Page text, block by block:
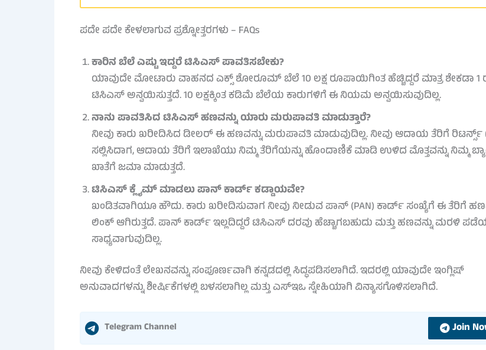
ಪದೇ ಪದೇ ಕೇಳಲಾಗುವ ಪ್ರಶ್ನೋತ್ತರಗಳು – FAQs
ಕಾರಿನ ಬೆಲೆ ಎಷ್ಟು ಇದ್ದರೆ ಟಿಸಿಎಸ್ ಪಾವತಿಸಬೇಕು?
ಯಾವುದೇ ಮೋಟಾರು ವಾಹನದ ಎಕ್ಸ್ ಶೋರೂಮ್ ಬೆಲೆ 10 ಲಕ್ಷ ರೂಪಾಯಿಗಿಂತ ಹೆಚ್ಚಿದ್ದರೆ ಮಾತ್ರ ಶೇಕಡಾ 1
ಟಿಸಿಎಸ್ ಅನ್ವಯಿಸುತ್ತದೆ. 10 ಲಕ್ಷಕ್ಕಿಂತ ಕಡಿಮೆ ಬೆಲೆಯ ಕಾರುಗಳಿಗೆ ಈ ನಿಯಮ ಅನ್ವಯಿಸುವುದಿಲ್ಲ.
ನಾನು ಪಾವತಿಸಿದ ಟಿಸಿಎಸ್ ಹಣವನ್ನು ಯಾರು ಮರುಪಾವತಿ ಮಾಡುತ್ತಾರೆ?
ನೀವು ಕಾರು ಖರೀದಿಸಿದ ಡೀಲರ್ ಈ ಹಣವನ್ನು ಮರುಪಾವತಿ ಮಾಡುವುದಿಲ್ಲ. ನೀವು ಆದಾಯ ತೆರಿಗೆ ರಿಟರ್ನ್ಸ್
ಸಲ್ಲಿಸಿದಾಗ, ಆದಾಯ ತೆರಿಗೆ ಇಲಾಖೆಯು ನಿಮ್ಮ ತೆರಿಗೆಯನ್ನು ಹೊಂದಾಣಿಕೆ ಮಾಡಿ ಉಳಿದ ಮೊತ್ತವನ್ನು ನಿಮ್ಮ
ಖಾತೆಗೆ ಜಮಾ ಮಾಡುತ್ತದೆ.
ಟಿಸಿಎಸ್ ಕ್ಲೈಮ್ ಮಾಡಲು ಪಾನ್ ಕಾರ್ಡ್ ಕಡ್ಡಾಯವೇ?
ಖಂಡಿತವಾಗಿಯೂ ಹೌದು. ಕಾರು ಖರೀದಿಸುವಾಗ ನೀವು ನೀಡುವ ಪಾನ್ (PAN) ಕಾರ್ಡ್ ಸಂಖ್ಯೆಗೆ ಈ ತೆರಿಗೆ
ಲಿಂಕ್ ಆಗಿರುತ್ತದೆ. ಪಾನ್ ಕಾರ್ಡ್ ಇಲ್ಲದಿದ್ದರೆ ಟಿಸಿಎಸ್ ದರವು ಹೆಚ್ಚಾಗಬಹುದು ಮತ್ತು ಹಣವನ್ನು ಮರಳಿ
ಸಾಧ್ಯವಾಗುವುದಿಲ್ಲ.
ನೀವು ಕೇಳಿದಂತೆ ಲೇಖನವನ್ನು ಸಂಪೂರ್ಣವಾಗಿ ಕನ್ನಡದಲ್ಲಿ ಸಿದ್ಧಪಡಿಸಲಾಗಿದೆ. ಇದರಲ್ಲಿ ಯಾವುದೇ ಇಂಗ್ಲಿಷ್
ಅನುವಾದಗಳನ್ನು ಶೀರ್ಷಿಕೆಗಳಲ್ಲಿ ಬಳಸಲಾಗಿಲ್ಲ ಮತ್ತು ಎಸ್‌ಇಒ ಸ್ನೇಹಿಯಾಗಿ ವಿನ್ಯಾಸಗೊಳಿಸಲಾಗಿದೆ.
Telegram Channel Join